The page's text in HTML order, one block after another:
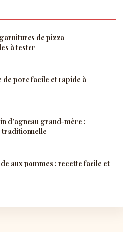
de pizza
à tester
de porc facile et rapide à
d’agneau grand-mère :
traditionnelle
aux pommes : recette facile et